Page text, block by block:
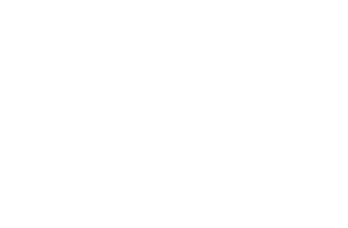
接手后，逐步发展为涵盖设
复杂几何形状；升级的物理渲染